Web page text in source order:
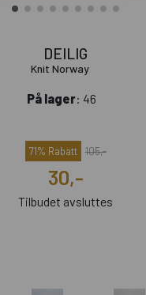
DEILIG
Knit Norway
På lager: 46
71% Rabatt 105,-
30,-
Tilbudet avsluttes